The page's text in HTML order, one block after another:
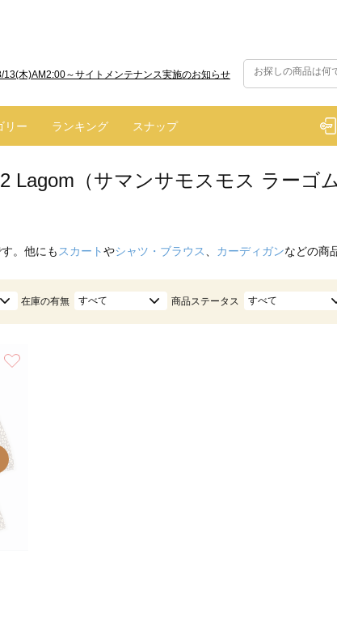
13(木)AM2:00～サイトメンテナンス実施のお知らせ
リー ランキング スナップ
Lagom（サマンサモスモス ラーゴ
。他にも スカートやシャツ・ブラウス カーディガンなどの商
在庫の有無 すべて 商品ステータス すべて